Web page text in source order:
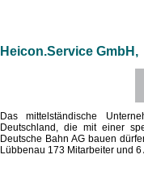
Heicon.Service
Das mittelständische
Deutschland, die mit einer
Deutsche Bahn AG bauen
Lübbenau 173 Mitarbeiter und